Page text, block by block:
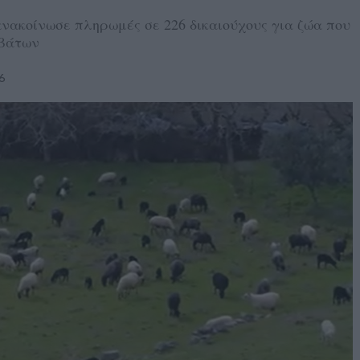
πληρωμές σε 226 δικαιούχους για ζώα που